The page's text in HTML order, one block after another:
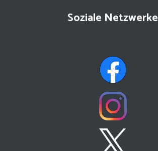
Soziale Netzwerke